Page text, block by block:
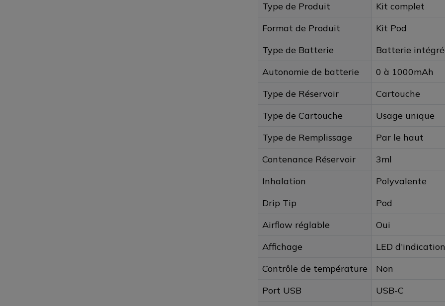
Type de Produit
Kit complet
Format de Produit
Kit Pod
Type de Batterie
Batterie
Autonomie de batterie
0 à 1000mAh
Type de Réservoir
Cartouche
Type de Cartouche
Usage unique
Type de Remplissage
Par le haut
Contenance Réservoir
3ml
Inhalation
Polyvalente
Drip Tip
Pod
Airflow réglable
Oui
Affichage
LED d'indication
Contrôle de température
Non
Port USB
USB-C